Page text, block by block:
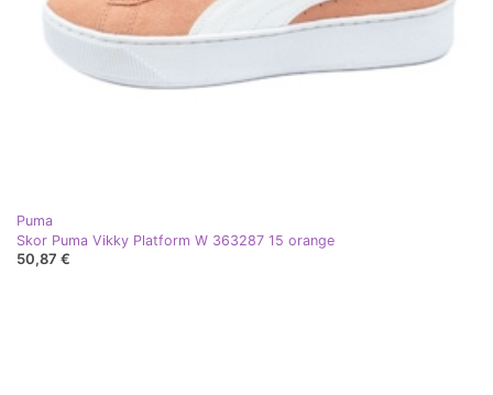
Puma
Skor Puma Vikky Platform W 363287 15 orange
50,87 €